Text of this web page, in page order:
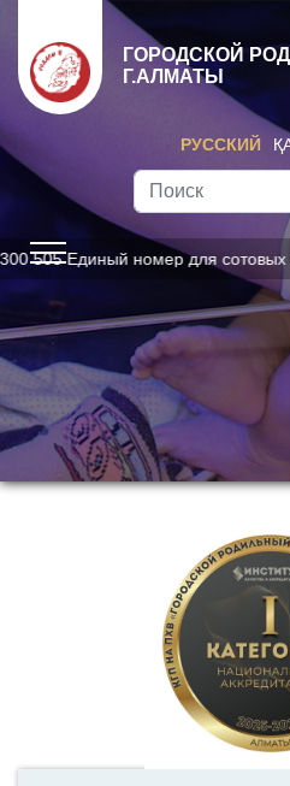
ГОРОДСКОЙ
Г.АЛМАТЫ
РУССКИЙ
для сотовых операторов —